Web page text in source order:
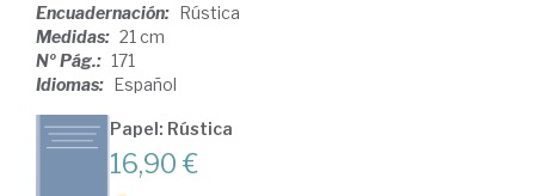
Encuadernación: Rústica
Medidas: 21 cm
Nº Pág.: 171
Idiomas: Español
Papel: Rústica
16,90 €